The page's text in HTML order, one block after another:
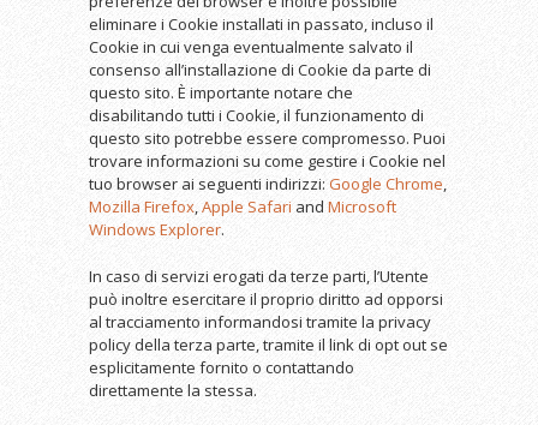
eliminare i Cookie installati in passato, incluso il
Cookie in cui venga eventualmente salvato il
consenso all’installazione di Cookie da parte di
questo sito. È importante notare che
disabilitando tutti i Cookie, il funzionamento di
questo sito potrebbe essere compromesso. Puoi
trovare informazioni su come gestire i Cookie nel
tuo browser ai seguenti indirizzi: Google Chrome,
Mozilla Firefox,Apple Safari and Microsoft
Windows Explorer.
In caso di servizi erogati da terze parti, l’Utente
può inoltre esercitare il proprio diritto ad opporsi
al tracciamento informandosi tramite la privacy
policy della terza parte, tramite il link di opt out se
esplicitamente fornito o contattando
direttamente la stessa.